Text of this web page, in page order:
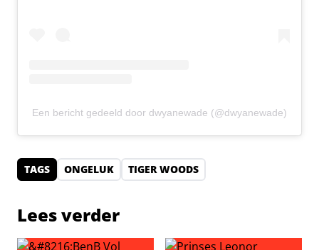
Een bericht gedeeld door dwyanewade (@dwyanewade)
TAGS ONGELUK TIGER WOODS
Lees verder